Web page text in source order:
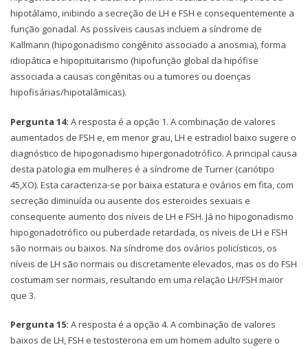
hipotálamo, inibindo a secreção de LH e FSH e consequentemente a
função gonadal. As possíveis causas incluem a síndrome de
Kallmann (hipogonadismo congênito associado a anosmia), forma
idiopática e hipopituitarismo (hipofunção global da hipófise
associada a causas congênitas ou a tumores ou doenças
hipofisárias/hipotalâmicas).
Pergunta 14: A resposta é a opção 1. A combinação de valores
aumentados de FSH e, em menor grau, LH e estradiol baixo sugere o
diagnóstico de hipogonadismo hipergonadotrófico. A principal causa
desta patologia em mulheres é a síndrome de Turner (cariótipo
45,XO). Esta caracteriza-se por baixa estatura e ovários em fita, com
secreção diminuída ou ausente dos esteroides sexuais e
consequente aumento dos níveis de LH e FSH. Já no hipogonadismo
hipogonadotrófico ou puberdade retardada, os níveis de LH e FSH
são normais ou baixos. Na síndrome dos ovários policísticos, os
níveis de LH são normais ou discretamente elevados, mas os do FSH
costumam ser normais, resultando em uma relação LH/FSH maior
que 3.
Pergunta 15: A resposta é a opção 4. A combinação de valores
baixos de LH, FSH e testosterona em um homem adulto sugere o